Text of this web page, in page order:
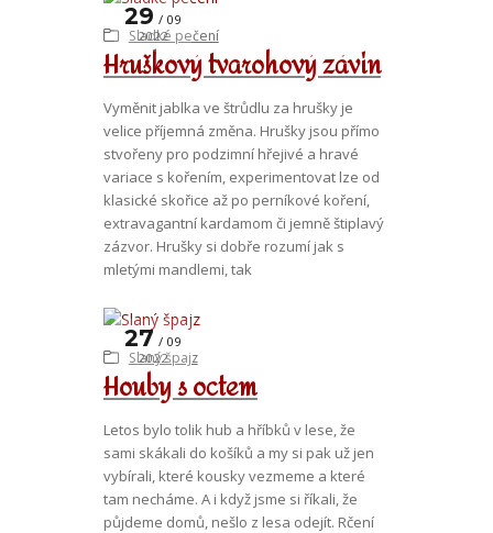
Hruškový tvarohový závin
29
09
2022
Sladké pečení
Vyměnit jablka ve štrůdlu za hrušky je
velice příjemná změna. Hrušky jsou přímo
stvořeny pro podzimní hřejivé a hravé
variace s kořením, experimentovat lze od
klasické skořice až po perníkové koření,
extravagantní kardamom či jemně štiplavý
zázvor. Hrušky si dobře rozumí jak s
mletými mandlemi, tak
Houby s octem
27
09
2022
Slaný špajz
Letos bylo tolik hub a hříbků v lese, že
sami skákali do košíků a my si pak už jen
vybírali, které kousky vezmeme a které
tam necháme. A i když jsme si říkali, že
půjdeme domů, nešlo z lesa odejít. Rčení